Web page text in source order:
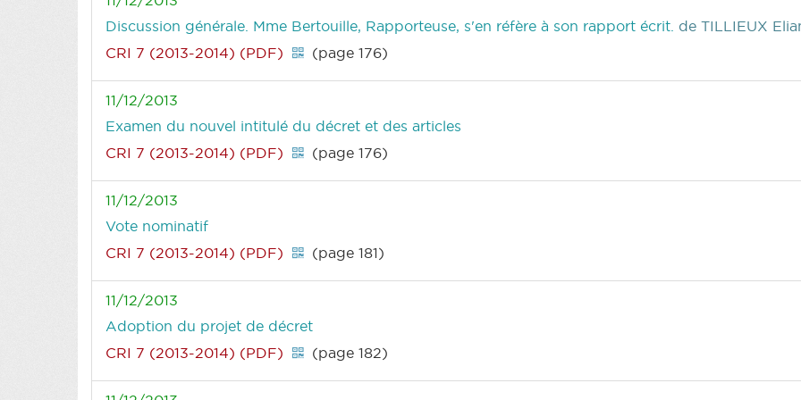
Discussion générale. Mme Bertouille, Rapporteuse, s'en réfère à son rapport écrit. de TILLIEUX
CRI 7 (2013-2014) (PDF)
(page 176)
11/12/2013
Examen du nouvel intitulé du décret et des articles
CRI 7 (2013-2014) (PDF)
(page 176)
11/12/2013
Vote nominatif
CRI 7 (2013-2014) (PDF)
(page 181)
11/12/2013
Adoption du projet de décret
CRI 7 (2013-2014) (PDF)
(page 182)